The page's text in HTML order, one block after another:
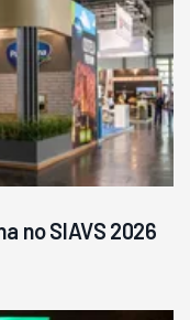
no SIAVS 2026